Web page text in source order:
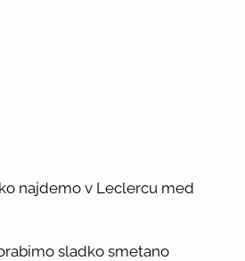
najdemo v Leclercu med
sladko smetano